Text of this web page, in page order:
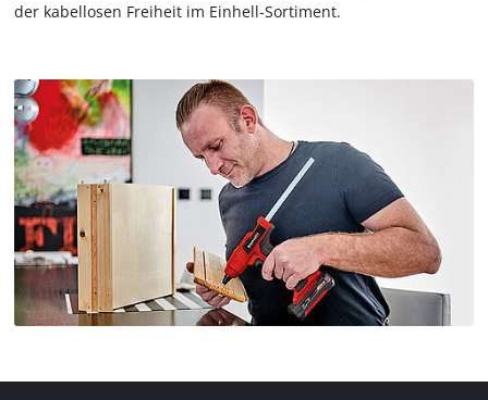
der kabellosen Freiheit im Einhell-Sortiment.